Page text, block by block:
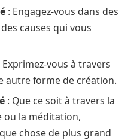
: Engagez-vous dans des
causes qui vous
Exprimez-vous à travers
autre forme de création.
: Que ce soit à travers la
ou la méditation,
chose de plus grand